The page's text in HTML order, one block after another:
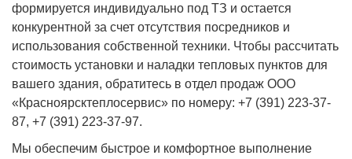
формируется индивидуально под ТЗ и остается
конкурентной за счет отсутствия посредников и
использования собственной техники. Чтобы рассчитать
стоимость установки и наладки тепловых пунктов для
вашего здания, обратитесь в отдел продаж ООО
«Красноярсктеплосервис» по номеру: +7 (391) 223-37-
87, +7 (391) 223-37-97.
Мы обеспечим быстрое и комфортное выполнение